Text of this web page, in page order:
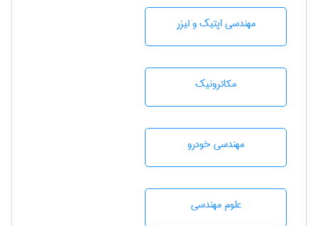
مهندسی اپتیک و لیزر
مکاترونیک
مهندسی خودرو
علوم مهندسی